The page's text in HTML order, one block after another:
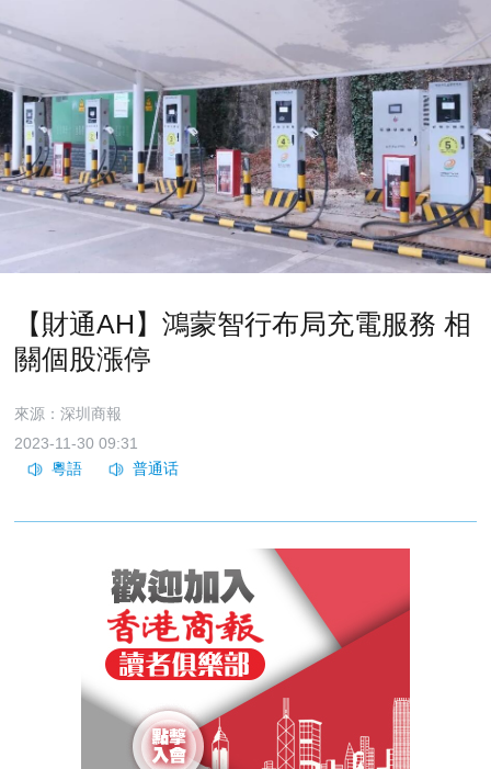
【財通AH】鴻蒙智行布局充電服務 相
關個股漲停
來源：深圳商報
2023-11-30 09:31